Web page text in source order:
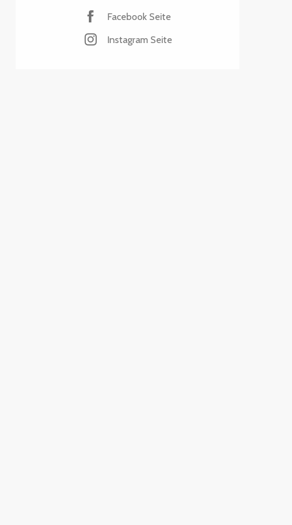
Facebook Seite
Instagram Seite